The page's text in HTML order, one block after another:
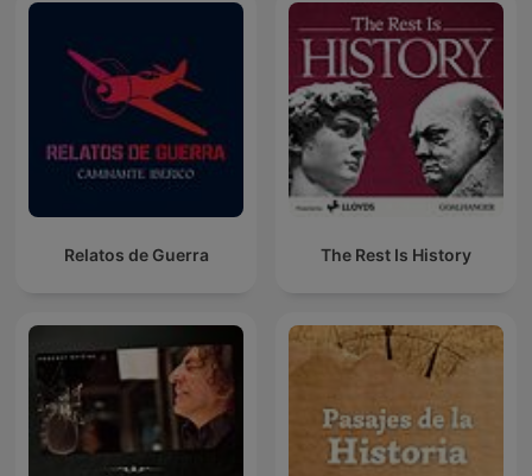
Relatos de Guerra The Rest Is History